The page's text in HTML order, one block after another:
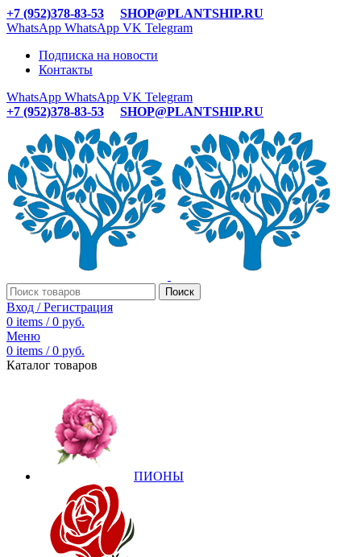
+7 (952)378-83-53
SHOP@PLANTSHIP.RU
WhatsApp WhatsApp VK Telegram
Подписка на новости
Контакты
WhatsApp WhatsApp VK Telegram
+7 (952)378-83-53
SHOP@PLANTSHIP.RU
Поиск
Вход / Регистрация
0 items / 0 руб.
Меню
0 items / 0 руб.
Каталог товаров
ПИОНЫ